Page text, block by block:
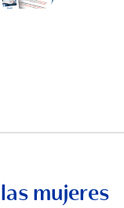
mujeres